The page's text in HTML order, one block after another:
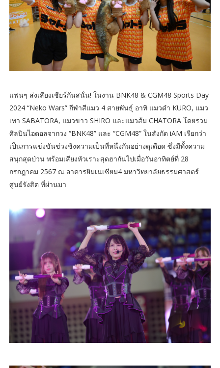
แฟนๆ ส่งเสียงเชียร์กันสนั่น! ในงาน BNK48 & CGM48 Sports Day
2024 “Neko Wars” กีฬาสีแมว 4 สายพันธุ์ อาทิ แมวดำ KURO, แมว
เทา SABATORA, แมวขาว SHIRO และแมวส้ม CHATORA โดยรวม
ศิลปินไอดอลจากวง “BNK48” และ “CGM48” ในสังกัด iAM เรียกว่า
เป็นการแข่งขันช่วงชิงความเป็นที่หนึ่งกันอย่างดุเดือด ซึ่งมีทั้งความ
สนุกสุดป่วน พร้อมเสียงหัวเราะสุดฮากันไปเมื่อวันอาทิตย์ที่ 28
กรกฎาคม 2567 ณ อาคารยิมเนเซียม4 มหาวิทยาลัยธรรมศาสตร์
ศูนย์รังสิต ที่ผ่านมา